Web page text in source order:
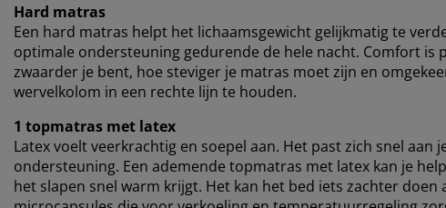
Hard matras
Een hard matras helpt het lichaamsgewicht gelijkmatig te
optimale ondersteuning gedurende de hele nacht. Comfort is
zwaarder je bent, hoe steviger je matras moet zijn en
wervelkolom in een rechte lijn te houden.
1 topmatras met latex
Latex voelt veerkrachtig en soepel aan. Het past zich snel
ondersteuning. Een ademende topmatras met latex kan je
het slapen snel warm krijgt. Het kan het bed iets zachter doen